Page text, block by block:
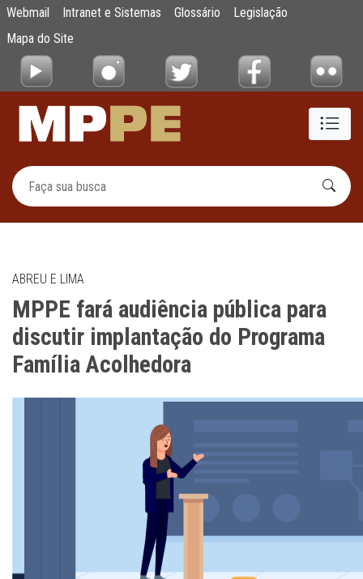
Pular para o Conteúdo principal
MPPE fará audiência pública para discutir
Webmail Intranet e Sistemas Glossário
Legislação
Mapa do Site
ABREU E LIMA
MPPE fará audiência pública para
discutir implantação do Programa
Família Acolhedora